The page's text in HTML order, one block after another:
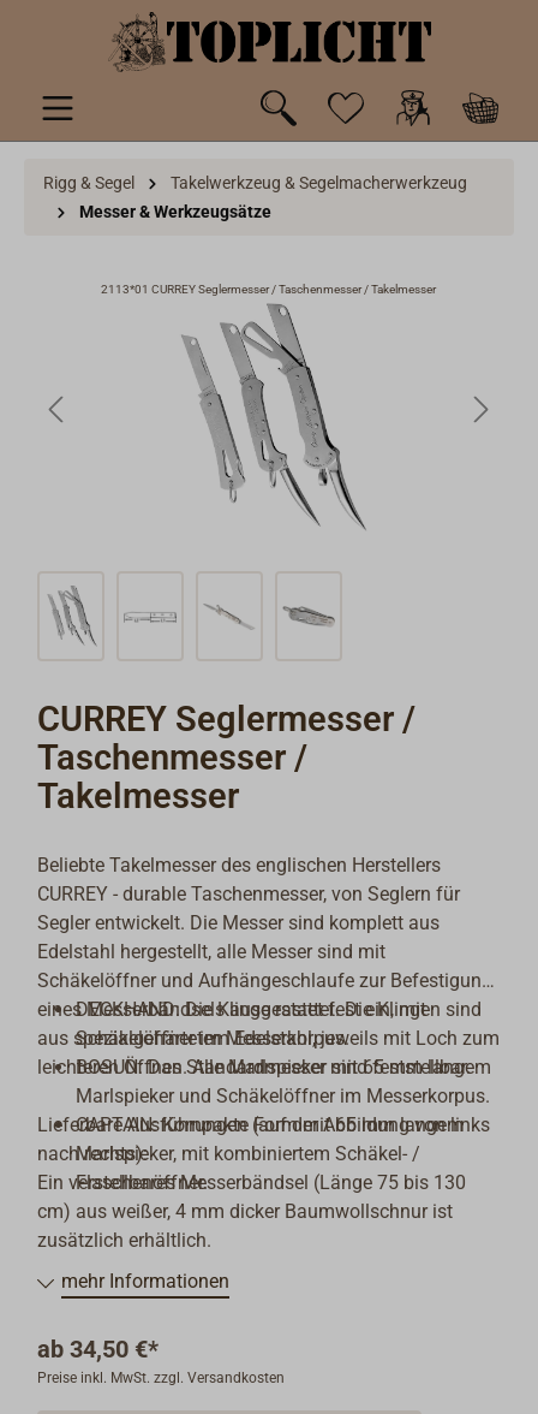
springen
Rigg & Segel
Takelwerkzeug & Segelmacherwerkzeug
Messer & Werkzeugsätze
2113*01 CURREY Seglermesser / Taschenmesser / Takelmesser
CURREY Seglermesser /
Taschenmesser /
Takelmesser
Beliebte Takelmesser des englischen Herstellers
CURREY - durable Taschenmesser, von Seglern für
Segler entwickelt. Die Messer sind komplett aus
Edelstahl hergestellt, alle Messer sind mit
Schäkelöffner und Aufhängeschlaufe zur Befestigung
eines Messerbändsels ausgestattet. Die Klingen sind
aus spezialgehärtetem Edelstahl, jeweils mit Loch zum
leichteren Öffnen. Alle Marlspieker sind feststellbar.
Lieferbare Ausführungen (auf der Abbildung von links
nach rechts):
DECKHAND: Die Klinge rastet fest ein, mit
Schäkelöffner im Messerkorpus.
BOSUN: Das Standardmesser mit 65 mm langem
Marlspieker und Schäkelöffner im Messerkorpus.
CAPTAIN: Kompakte Form mit 65 mm langem
Marlspieker, mit kombiniertem Schäkel- /
Flaschenöffner.
Ein verstellbares Messerbändsel (Länge 75 bis 130
cm) aus weißer, 4 mm dicker Baumwollschnur ist
zusätzlich erhältlich.
mehr Informationen
ab 34,50 €*
Preise inkl. MwSt. zzgl. Versandkosten